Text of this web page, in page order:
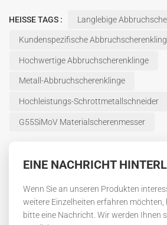
HEISSE TAGS : Langlebige
Kundenspezifische
Hochwertige Abbruchscherenklinge
Metall-Abbruchscherenklinge
Hochleistungs-Schrottmetallschneider
G55SiMoV Materialscherenmesser
EINE NACHRICHT
Wenn Sie an unseren Produkten
weitere Einzelheiten erfahren möchten,
bitte eine Nachricht. Wir werden Ihnen